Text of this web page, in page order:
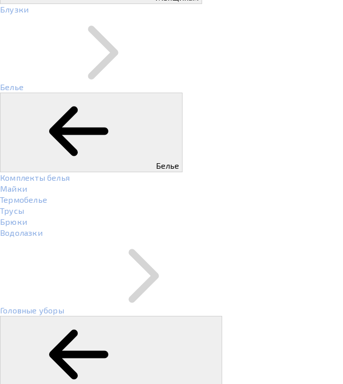
Блузки
Белье
Белье
Комплекты белья
Майки
Термобелье
Трусы
Брюки
Водолазки
Головные уборы